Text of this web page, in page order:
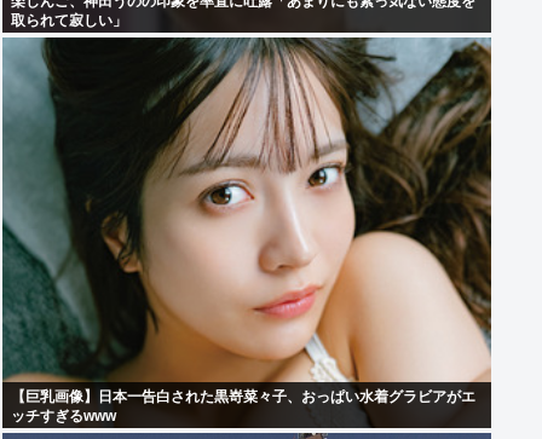
取られて寂しい」
【巨乳画像】日本一告白された黒嵜菜々子、おっぱい水着グラビアがエ
ッチすぎるwww